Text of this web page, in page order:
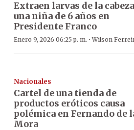
Extraen larvas de la
una niña de 6 años en
Presidente Franco
Enero 9, 2026 06:25 p. m. ·Wilson
Nacionales
Cartel de una tienda de
productos eróticos causa
polémica en Fernando de
Mora